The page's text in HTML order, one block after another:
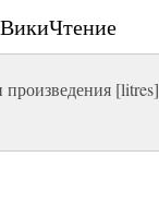
ВикиЧтение
[litres]